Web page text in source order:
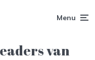
Menu
van